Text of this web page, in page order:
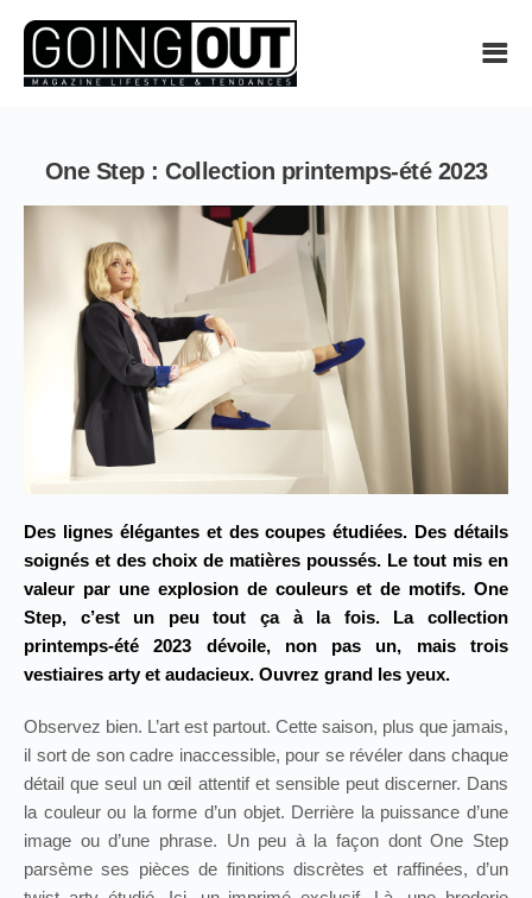
One Step : Collection printemps-été 2023
Des lignes élégantes et des coupes étudiées. Des détails
soignés et des choix de matières poussés. Le tout mis en
valeur par une explosion de couleurs et de motifs. One
Step, c’est un peu tout ça à la fois. La collection
printemps-été 2023 dévoile, non pas un, mais trois
vestiaires arty et audacieux. Ouvrez grand les yeux.
Observez bien. L’art est partout. Cette saison, plus que jamais,
il sort de son cadre inaccessible, pour se révéler dans chaque
détail que seul un œil attentif et sensible peut discerner. Dans
la couleur ou la forme d’un objet. Derrière la puissance d’une
image ou d’une phrase. Un peu à la façon dont One Step
parsème ses pièces de finitions discrètes et raffinées, d’un